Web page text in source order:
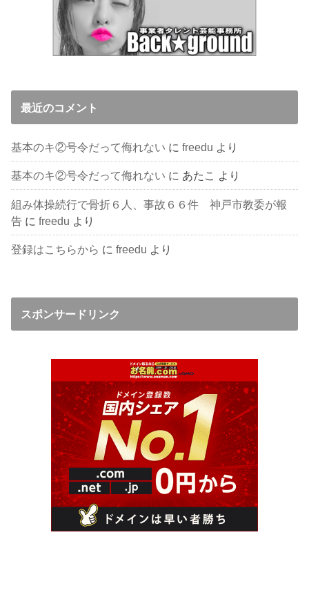
最近のコメント
基本のキ②号令だって侮れない にfreedu より
基本のキ②号令だって侮れない に あたこ より
組み体操続行で骨折６人、事故６６件 神戸市教委が報
告 にfreedu より
登録はこちらから にfreedu より
スポンサードリンク